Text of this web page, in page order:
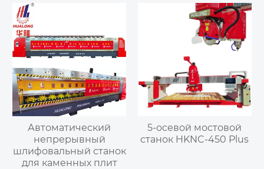
Автоматический
непрерывный
шлифовальный станок
для каменных плит
5-осевой мостовой
станок HKNC-450 Plus